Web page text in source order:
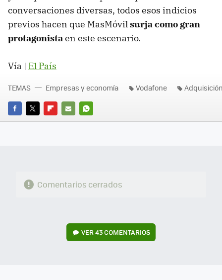
conversaciones diversas, todos esos indicios
previos hacen que MasMóvilsurja como gran
protagonistaen este escenario.
Vía | El País
FACEBOOK
TWITTERFLIPBOARD
E-
WHATSAPP
TEMAS Empresas y economía Vodafone
Comentarios cerrados
VER43 COMENTARIOS